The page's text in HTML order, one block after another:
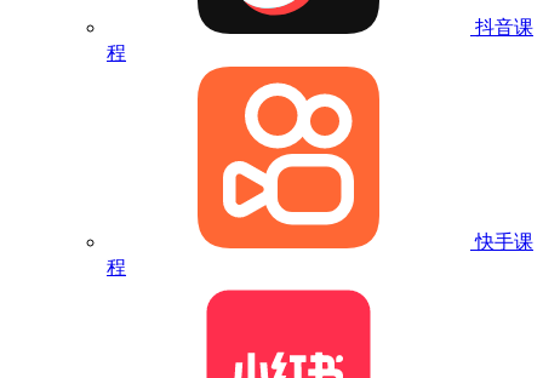
抖音课
程
快手课
程